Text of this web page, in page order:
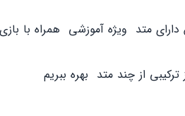
متد ویژه آموزشی همراه با
از چند متد بهره ببریم